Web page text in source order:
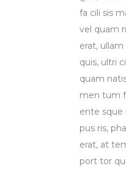
fa cili sis
vel quam
erat,
quis, ultri
quam
men tum
ente sque
pus ris,
erat, at
port tor